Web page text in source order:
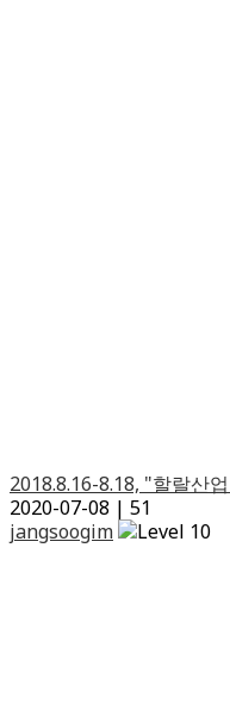
2018.8.16-8.18, "할랄산
2020-07-08 | 51
jangsoogim